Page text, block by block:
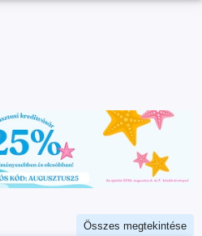
Összes megtekintése